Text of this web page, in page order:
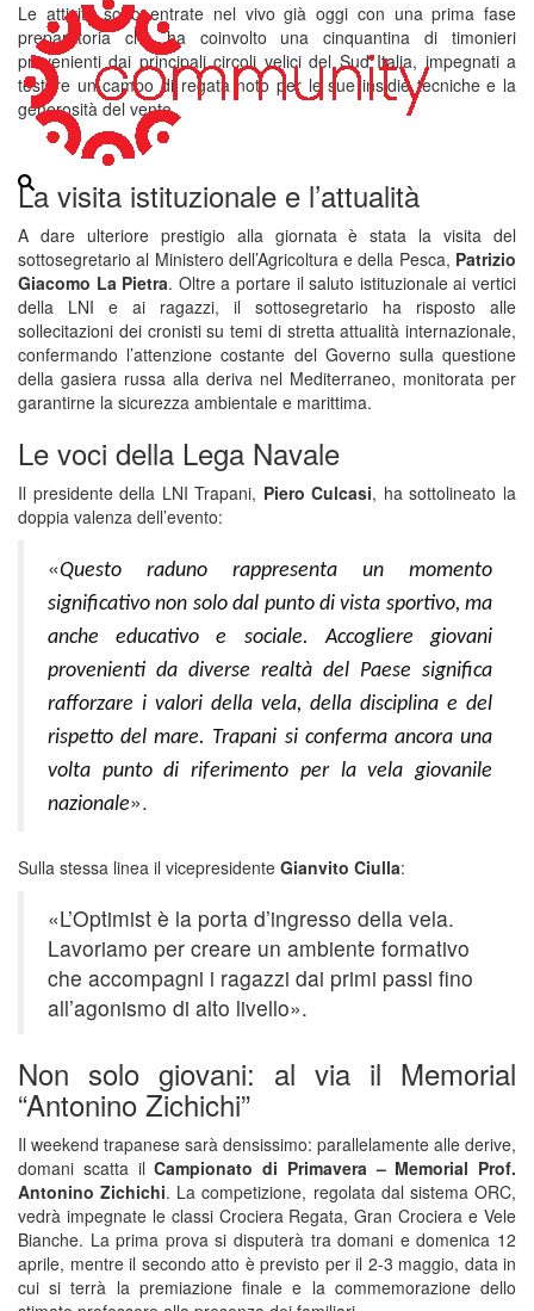
Le attività sono entrate nel vivo già oggi con una prima fase
preparatoria che ha coinvolto una cinquantina di timonieri
provenienti dai principali circoli velici del Sud Italia, impegnati a
testare un campo di regata noto per le sue insidie tecniche e la
generosità del vento.
La visita istituzionale e l’attualità
A dare ulteriore prestigio alla giornata è stata la visita del
sottosegretario al Ministero dell’Agricoltura e della Pesca, Patrizio
Giacomo La Pietra. Oltre a portare il saluto istituzionale ai vertici
della LNI e ai ragazzi, il sottosegretario ha risposto alle
sollecitazioni dei cronisti su temi di stretta attualità internazionale,
confermando l’attenzione costante del Governo sulla questione
della gasiera russa alla deriva nel Mediterraneo, monitorata per
garantirne la sicurezza ambientale e marittima.
Le voci della Lega Navale
Il presidente della LNI Trapani, Piero Culcasi, ha sottolineato la
doppia valenza dell’evento:
«Questo raduno rappresenta un momento
significativo non solo dal punto di vista sportivo, ma
anche educativo e sociale.
Accogliere giovani
provenienti da diverse realtà del Paese significa
rafforzare i valori della vela, della disciplina e del
rispetto del mare. Trapani si conferma ancora una
volta punto di riferimento per la vela giovanile
nazionale».
Sulla stessa linea il vicepresidente Gianvito Ciulla:
«L’Optimist è la porta d’ingresso della vela.
Lavoriamo per creare un ambiente formativo
che accompagni i ragazzi dai primi passi fino
all’agonismo di alto livello».
Non solo giovani: al via il Memorial
“Antonino Zichichi”
Il weekend trapanese sarà densissimo: parallelamente alle derive,
domani scatta ilCampionato di Primavera – Memorial Prof.
Antonino Zichichi. La competizione, regolata dal sistema ORC,
vedrà impegnate le classi Crociera Regata, Gran Crociera e Vele
Bianche. La prima prova si disputerà tra domani e domenica 12
aprile, mentre il secondo atto è previsto per il 2-3 maggio, data in
cui si terrà la premiazione finale e la commemorazione dello